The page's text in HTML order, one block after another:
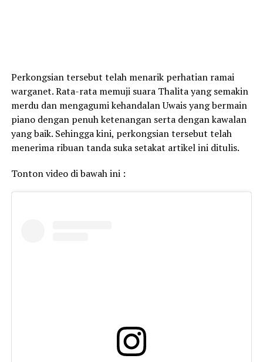
Perkongsian tersebut telah menarik perhatian ramai
warganet. Rata-rata memuji suara Thalita yang semakin
merdu dan mengagumi kehandalan Uwais yang bermain
piano dengan penuh ketenangan serta dengan kawalan
yang baik. Sehingga kini, perkongsian tersebut telah
menerima ribuan tanda suka setakat artikel ini ditulis.
Tonton video di bawah ini :